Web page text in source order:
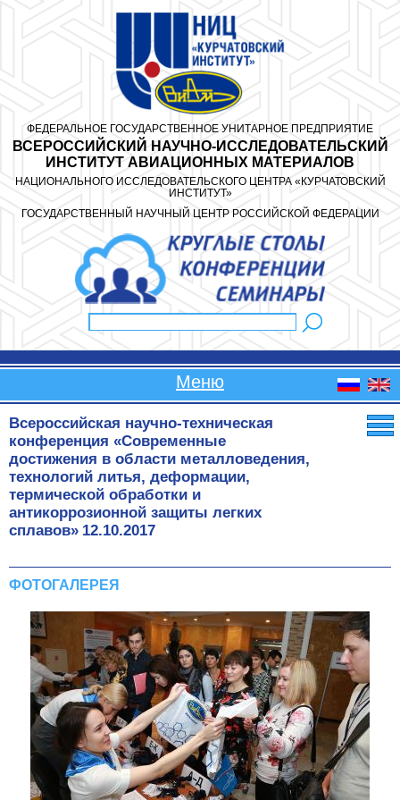
ФЕДЕРАЛЬНОЕ ГОСУДАРСТВЕННОЕ УНИТАРНОЕ ПРЕДПРИЯТИЕ
ВСЕРОССИЙСКИЙ НАУЧНО-ИССЛЕДОВАТЕЛЬСКИЙ
ИНСТИТУТ АВИАЦИОННЫХ МАТЕРИАЛОВ
НАЦИОНАЛЬНОГО ИССЛЕДОВАТЕЛЬСКОГО ЦЕНТРА «КУРЧАТОВСКИЙ
ИНСТИТУТ»
ГОСУДАРСТВЕННЫЙ НАУЧНЫЙ ЦЕНТР РОССИЙСКОЙ ФЕДЕРАЦИИ
Форма поиска
Меню
Всероссийская научно-техническая
конференция «Современные
достижения в области металловедения,
технологий литья, деформации,
термической обработки и
антикоррозионной защиты легких
сплавов» 12.10.2017
ФОТОГАЛЕРЕЯ